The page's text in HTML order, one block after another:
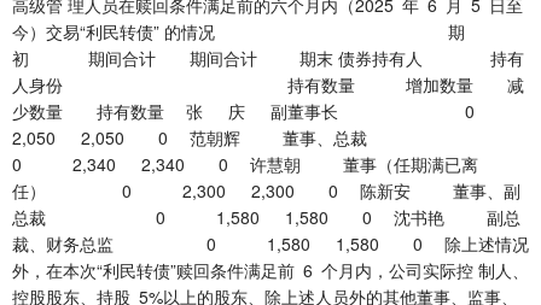
今）交易“利民转债” 的情况 期
初 期间合计 期间合计 期末 债券持有人 持有
人身份 持有数量 增加数量 减
少数量 持有数量 张 庆 副董事长 0
2,050 2,050 0 范朝辉 董事、总裁
0 2,340 2,340 0 许慧朝 董事（任期满已离
任） 0 2,300 2,300 0 陈新安 董事、副
总裁 0 1,580 1,580 0 沈书艳 副总
裁、财务总监 0 1,580 1,580 0 除上述情况
外，在本次“利民转债”赎回条件满足前 6 个月内，公司实际控 制人、
控股股东、持股 5%以上的股东、除上述人员外的其他董事、监事、